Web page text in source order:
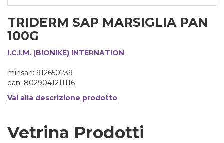
TRIDERM SAP MARSIGLIA PAN
100G
I.C.I.M. (BIONIKE) INTERNATION
minsan: 912650239
ean: 8029041211116
Vai alla descrizione prodotto
Vetrina Prodotti